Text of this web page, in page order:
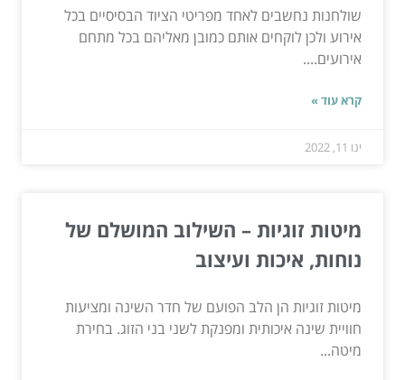
שולחנות נחשבים לאחד מפריטי הציוד הבסיסיים בכל
אירוע ולכן לוקחים אותם כמובן מאליהם בכל מתחם
אירועים....
קרא עוד »
ינו 11, 2022
מיטות זוגיות – השילוב המושלם של
נוחות, איכות ועיצוב
מיטות זוגיות הן הלב הפועם של חדר השינה ומציעות
חוויית שינה איכותית ומפנקת לשני בני הזוג. בחירת
מיטה...